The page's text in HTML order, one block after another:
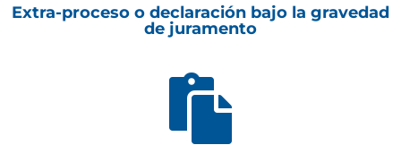
Extra-proceso o declaración bajo la gravedad
de juramento
